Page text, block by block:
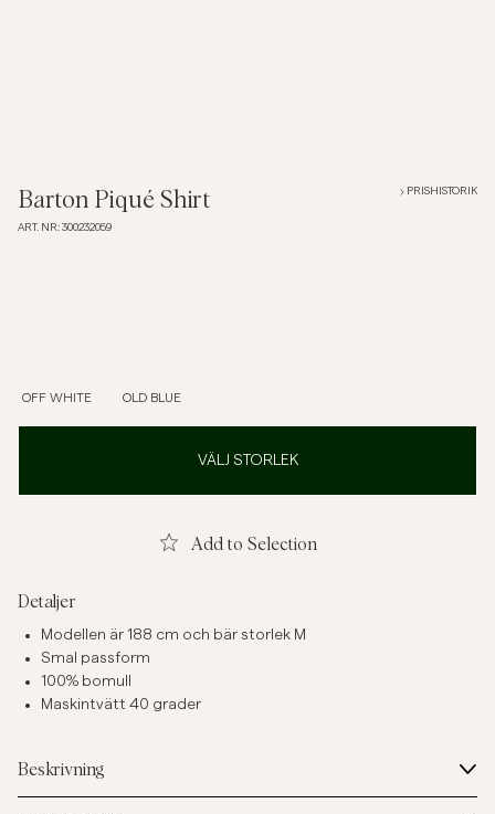
Skjortor
T-shirts
Underkläder
Barton Piqué Shirt
ART. NR: 300232059
PRISHISTORIK
OFF WHITE OLD BLUE
VÄLJ STORLEK
Add to Selection
Detaljer
Modellen är 188 cm och bär storlek M
Smal passform
100% bomull
Maskintvätt 40 grader
Beskrivning